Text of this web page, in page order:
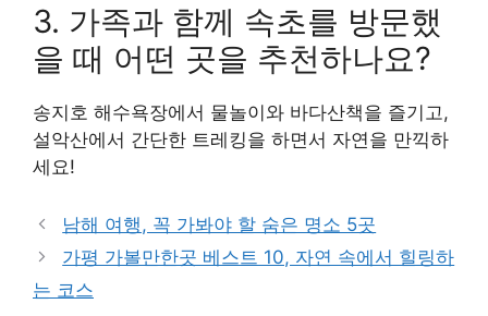
3. 가족과 함께 속초를 방문했
을 때 어떤 곳을 추천하나요?
송지호 해수욕장에서 물놀이와 바다산책을 즐기고,
설악산에서 간단한 트레킹을 하면서 자연을 만끽하
세요!
남해 여행, 꼭 가봐야 할 숨은 명소 5곳
가평 가볼만한곳 베스트 10, 자연 속에서 힐링하
는 코스